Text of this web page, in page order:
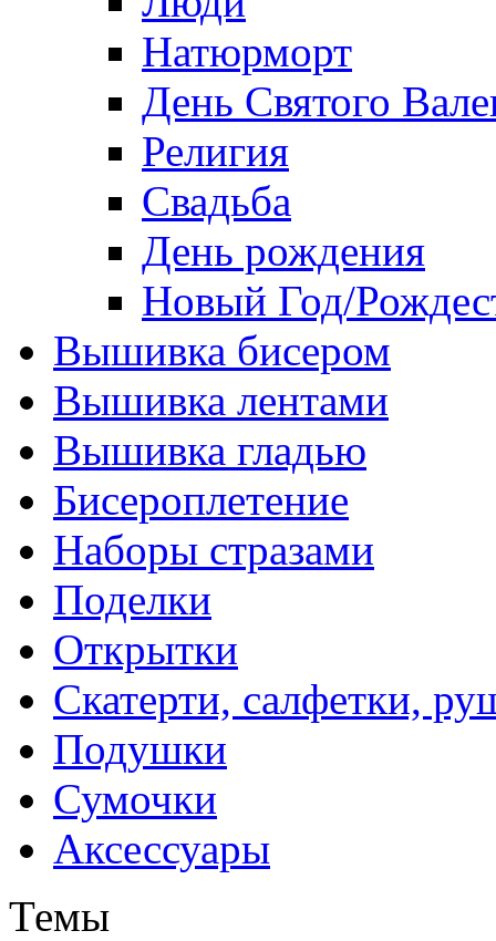
Натюрморт
День Святого
Религия
Свадьба
День рождения
Новый Год/
Вышивка бисером
Вышивка лентами
Вышивка гладью
Бисероплетение
Наборы стразами
Поделки
Открытки
Скатерти, салфетки,
Подушки
Сумочки
Аксессуары
Темы